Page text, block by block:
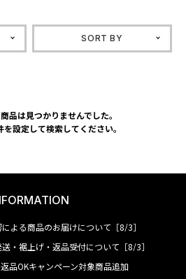
SORT BY
品は見つかりませんでした。
を設定して検索してください。
よる商品のお届けについて［8/3］
・裾上げ・返品受付について［8/3］
返品OKキャンペーン対象商品追加